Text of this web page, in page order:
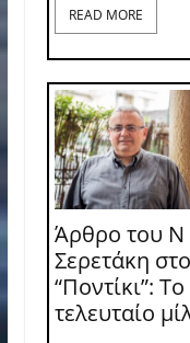
READ MORE
Άρθρο του Ν
Σερετάκη στο
“Ποντίκι”: Το
τελευταίο